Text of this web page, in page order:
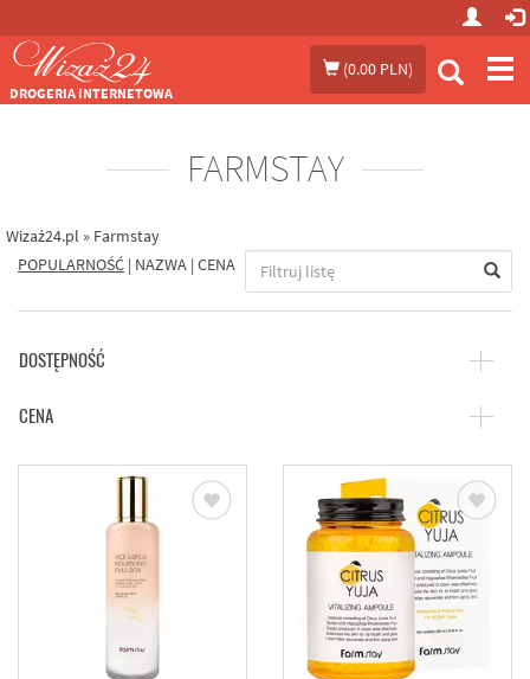
(0.00 PLN)
DROGERIA INTERNETOWA
FARMSTAY
Wizaż24.pl » Farmstay
POPULARNOŚĆ | NAZWA | CENA
DOSTĘPNOŚĆ
CENA